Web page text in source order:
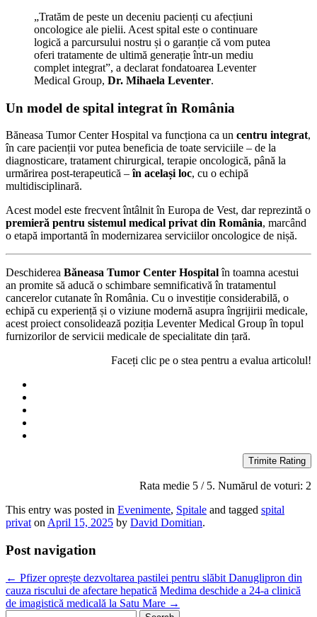
„Tratăm de peste un deceniu pacienți cu afecțiuni
oncologice ale pielii. Acest spital este o continuare
logică a parcursului nostru și o garanție că vom putea
oferi tratamente de ultimă generație într-un mediu
complet integrat”, a declarat fondatoarea Leventer
Medical Group, Dr. Mihaela Leventer.
Un model de spital integrat în România
Băneasa Tumor Center Hospital va funcționa ca un centru integrat,
în care pacienții vor putea beneficia de toate serviciile – de la
diagnosticare, tratament chirurgical, terapie oncologică, până la
urmărirea post-terapeutică –în același loc, cu o echipă
multidisciplinară.
Acest model este frecvent întâlnit în Europa de Vest, dar reprezintă o
premieră pentru sistemul medical privat din România, marcând
o etapă importantă în modernizarea serviciilor oncologice de nișă.
Deschiderea Băneasa Tumor Center Hospitalîn toamna acestui
an promite să aducă o schimbare semnificativă în tratamentul
cancerelor cutanate în România. Cu o investiție considerabilă, o
echipă cu experiență și o viziune modernă asupra îngrijirii medicale,
acest proiect consolidează poziția Leventer Medical Group în topul
furnizorilor de servicii medicale de specialitate din țară.
Faceți clic pe o stea pentru a evalua articolul!
Trimite Rating
Rata medie 5 / 5. Numărul de voturi: 2
This entry was posted in Evenimente, Spitale and tagged spital
privatonApril 15, 2025 by David Domitian.
Post navigation
← Pfizer oprește dezvoltarea pastilei pentru slăbit Danuglipron din
cauza riscului de afectare hepatică Medima deschide a 24-a clinică
de imagistică medicală la Satu Mare →